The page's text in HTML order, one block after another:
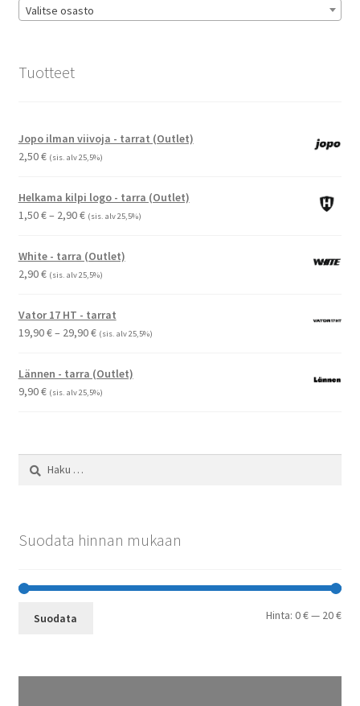
Valitse osasto
Tuotteet
Jopo ilman viivoja - tarrat (Outlet)
2,50€ (sis. alv 25,5%)
Helkama kilpi logo - tarra (Outlet)
1,50€– 2,90€Hintaluokka:
-
2,90 €
(sis. alv 25,5%)
White - tarra (Outlet)
2,90€ (sis. alv 25,5%)
Vator 17 HT - tarrat
19,90€– 29,90€Hintaluokka:
-
29,90 €
(sis. alv 25,5%)
Lännen - tarra (Outlet)
9,90€ (sis. alv 25,5%)
Haku:
Suodata hinnan mukaan
Suodata Hinta:0 €— 20 €